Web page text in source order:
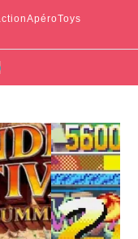
ApéroToys